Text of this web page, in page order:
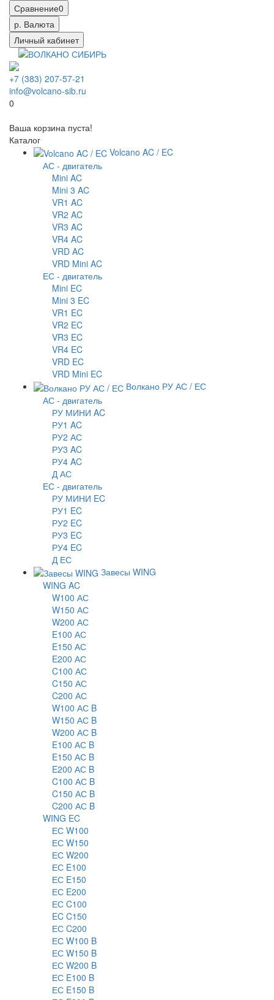
Сравнение0
р. Валюта
Личный кабинет
+7 (383) 207-57-21
info@volcano-sib.ru
0
Ваша корзина пуста!
Каталог
Volcano AC / EC
АС - двигатель
Mini AC
Mini 3 AC
VR1 AC
VR2 AC
VR3 AC
VR4 AC
VRD AC
VRD Mini AC
ЕС - двигатель
Mini EC
Mini 3 EC
VR1 EC
VR2 EC
VR3 EC
VR4 EC
VRD EC
VRD Mini EC
Волкано РУ АС / ЕС
АС - двигатель
РУ МИНИ AC
РУ1 AC
РУ2 АС
РУ3 AC
РУ4 AC
Д АС
ЕС - двигатель
РУ МИНИ EC
РУ1 EC
РУ2 EC
РУ3 EC
РУ4 EC
Д ЕС
Завесы WING
WING AC
W100 АС
W150 АС
W200 АС
E100 АС
E150 АС
E200 АС
C100 АС
C150 АС
C200 АС
W100 АС B
W150 АС B
W200 АС B
E100 АС B
E150 АС B
E200 АС B
C100 АС B
C150 АС B
C200 АС B
WING EC
ЕС W100
ЕС W150
ЕС W200
ЕС E100
ЕС E150
ЕС E200
ЕС C100
EC C150
ЕС C200
ЕС W100 B
ЕС W150 B
ЕС W200 B
ЕС E100 B
ЕС E150 B